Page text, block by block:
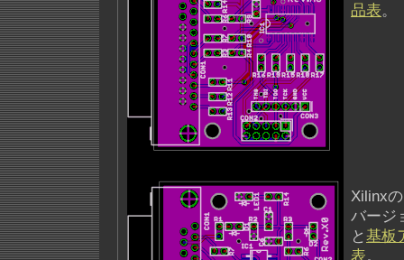
品表。
Xilinx
バージ
と 基板
表。